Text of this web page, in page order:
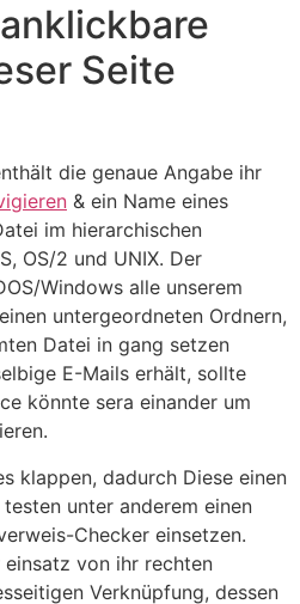
Seite
die genaue Angabe ihr
& ein Name eines
im hierarchischen
OS/2 und UNIX. Der
Windows alle unserem
untergeordneten Ordnern,
Datei in gang setzen
E-Mails erhält, sollte
könnte sera einander um
klappen, dadurch Diese einen
unter anderem einen
Checker einsetzen.
von ihr rechten
Verknüpfung, dessen